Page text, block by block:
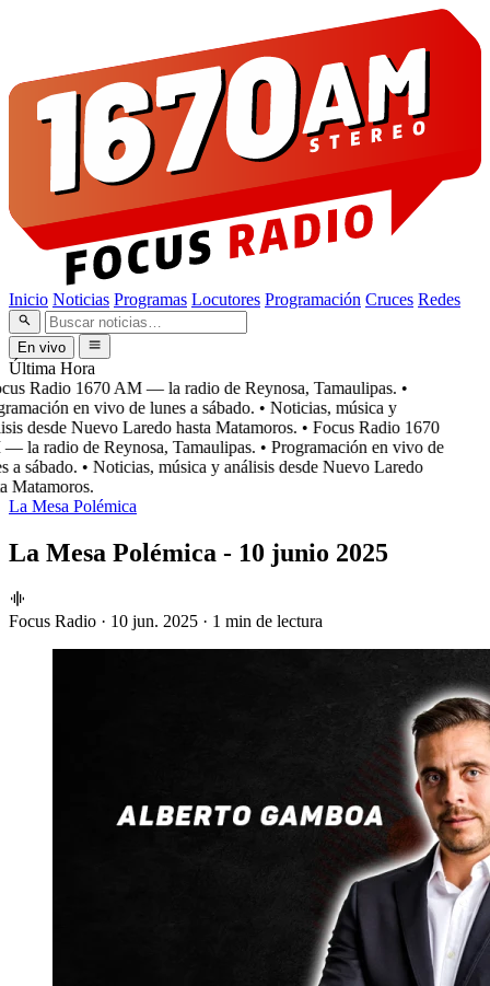
Inicio Noticias Programas Locutores Programación Cruces Redes
En vivo
Última Hora
Radio 1670 AM — la radio de Reynosa, Tamaulipas. •
en vivo de lunes a sábado. • Noticias, música y
desde Nuevo Laredo hasta Matamoros. • Focus Radio 1670
la radio de Reynosa, Tamaulipas. • Programación en vivo de
a sábado. • Noticias, música y análisis desde Nuevo Laredo
Matamoros.
La Mesa Polémica
La Mesa Polémica - 10 junio 2025
Focus Radio · 10 jun. 2025 · 1 min de lectura